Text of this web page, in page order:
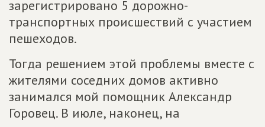
зарегистрировано 5 дорожно-
транспортных происшествий с участием
пешеходов.
Тогда решением этой проблемы вместе с
жителями соседних домов активно
занимался мой помощник Александр
Горовец. В июле, наконец, на